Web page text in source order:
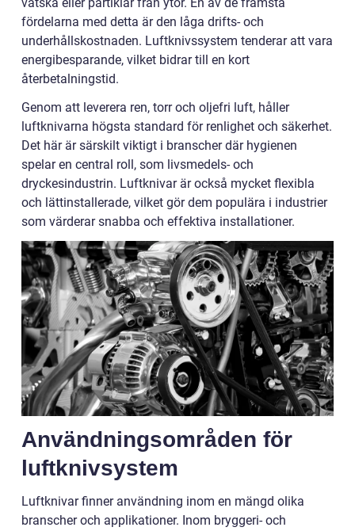
fördelarna med detta är den låga drifts- och
underhållskostnaden. Luftknivssystem tenderar att vara
energibesparande, vilket bidrar till en kort
återbetalningstid.
Genom att leverera ren, torr och oljefri luft, håller
luftknivarna högsta standard för renlighet och säkerhet.
Det här är särskilt viktigt i branscher där hygienen
spelar en central roll, som livsmedels- och
dryckesindustrin. Luftknivar är också mycket flexibla
och lättinstallerade, vilket gör dem populära i industrier
som värderar snabba och effektiva installationer.
Användningsområden för
luftknivsystem
Luftknivar finner användning inom en mängd olika
branscher och applikationer. Inom bryggeri- och